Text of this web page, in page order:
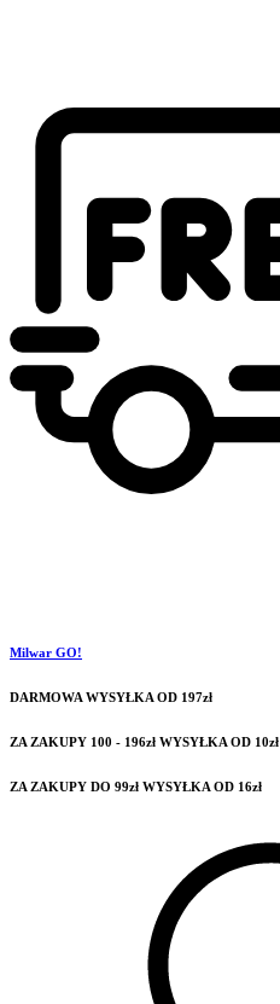
Milwar GO!
DARMOWA WYSYŁKA OD 197zł
ZA ZAKUPY 100 - 196zł WYSYŁKA OD 10zł
ZA ZAKUPY DO 99zł WYSYŁKA OD 16zł